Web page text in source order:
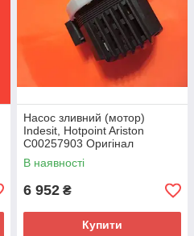
Насос зливний (мотор)
Indesit, Hotpoint Ariston
C00257903 Оригінал
В наявності
6 952 ₴
Купити